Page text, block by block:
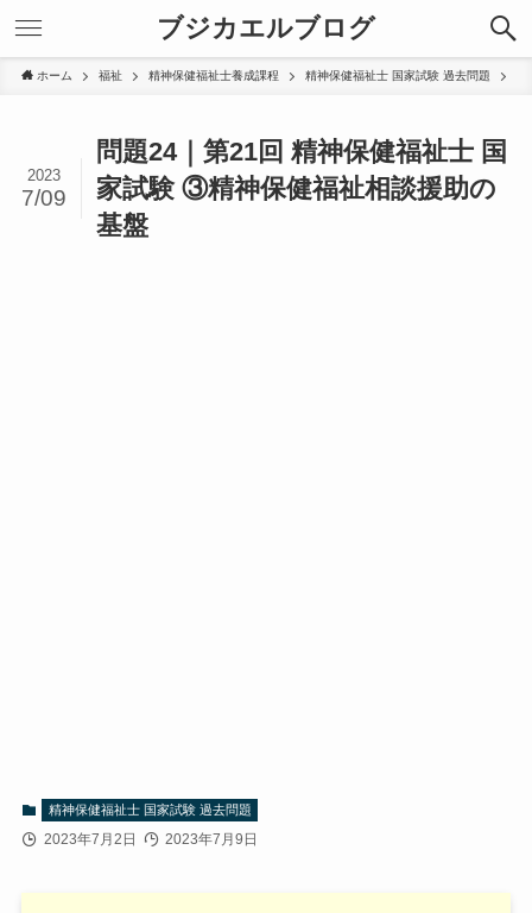
ブジカエルブログ
ホーム 福祉 精神保健福祉士養成課程 精神保健福祉士 国家試験 過去問題
問題24｜第21回 精神保健福祉士 国
家試験 ③精神保健福祉相談援助の
基盤
2023
7/09
精神保健福祉士 国家試験 過去問題
2023年7月2日 2023年7月9日